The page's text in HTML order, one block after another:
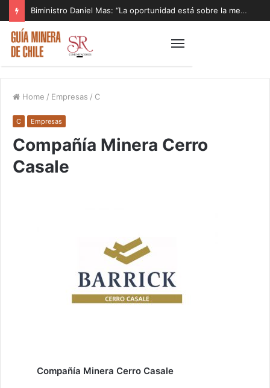
Biministro Daniel Mas: “La oportunidad está sobre la mesa y tenemos que aprovecharla”
Home / Empresas / C
C Empresas
Compañía Minera Cerro
Casale
Compañía Minera Cerro Casale